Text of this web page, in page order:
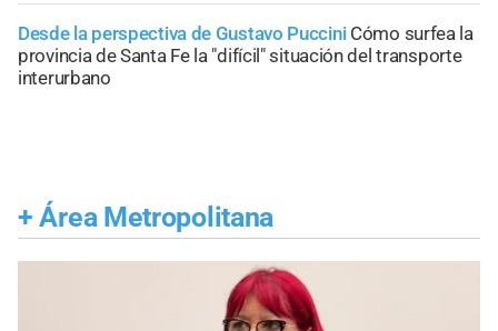
Desde la perspectiva de Gustavo Puccini Cómo surfea la
provincia de Santa Fe la "difícil" situación del transporte
interurbano
+ Área Metropolitana